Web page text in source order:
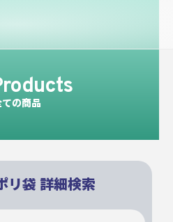
の商品
リ袋 詳細検索